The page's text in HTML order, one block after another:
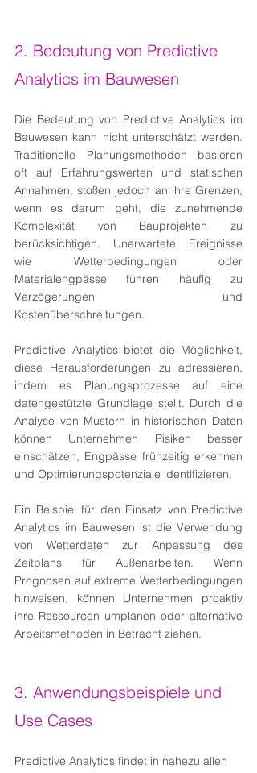
2. Bedeutung von Predictive
Analytics im Bauwesen
Die Bedeutung von Predictive Analytics im
Bauwesen kann nicht unterschätzt werden.
Traditionelle Planungsmethoden basieren
oft auf Erfahrungswerten und statischen
Annahmen, stoßen jedoch an ihre Grenzen,
wenn es darum geht, die zunehmende
Komplexität von Bauprojekten zu
berücksichtigen. Unerwartete Ereignisse
wie Wetterbedingungen oder
Materialengpässe führen häufig zu
Verzögerungen und
Kostenüberschreitungen.
Predictive Analytics bietet die Möglichkeit,
diese Herausforderungen zu adressieren,
indem es Planungsprozesse auf eine
datengestützte Grundlage stellt. Durch die
Analyse von Mustern in historischen Daten
können Unternehmen Risiken besser
einschätzen, Engpässe frühzeitig erkennen
und Optimierungspotenziale identifizieren.
Ein Beispiel für den Einsatz von Predictive
Analytics im Bauwesen ist die Verwendung
von Wetterdaten zur Anpassung des
Zeitplans für Außenarbeiten. Wenn
Prognosen auf extreme Wetterbedingungen
hinweisen, können Unternehmen proaktiv
ihre Ressourcen umplanen oder alternative
Arbeitsmethoden in Betracht ziehen.
3. Anwendungsbeispiele und
Use Cases
Predictive Analytics findet in nahezu allen